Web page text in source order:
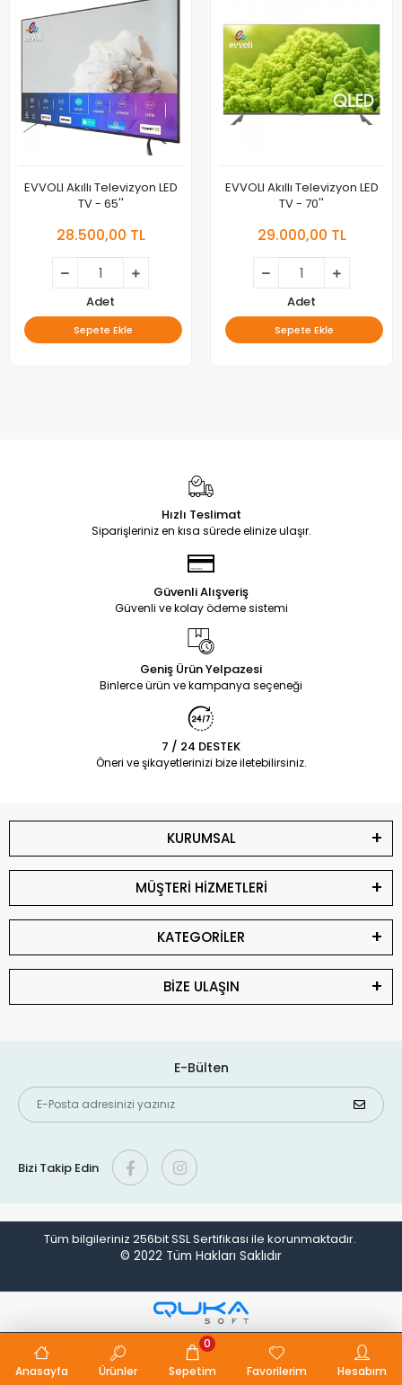
EVVOLI Akıllı Televizyon LED
TV - 65''
28.500,00 TL
Adet
Sepete Ekle
EVVOLI Akıllı Televizyon LED
TV - 70''
29.000,00 TL
Adet
Sepete Ekle
Hızlı Teslimat
Siparişleriniz en kısa sürede elinize ulaşır.
Güvenli Alışveriş
Güvenli ve kolay ödeme sistemi
Geniş Ürün Yelpazesi
Binlerce ürün ve kampanya seçeneği
7 / 24 DESTEK
Öneri ve şikayetlerinizi bize iletebilirsiniz.
KURUMSAL
MÜŞTERİ HİZMETLERİ
KATEGORİLER
BİZE ULAŞIN
E-Bülten
Bizi Takip Edin
Tüm bilgileriniz 256bit SSL Sertifikası ile korunmaktadır.
© 2022 Tüm Hakları Saklıdır
Anasayfa Ürünler Sepetim
0
Favorilerim
Hesabım